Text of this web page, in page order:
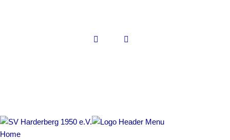
Home